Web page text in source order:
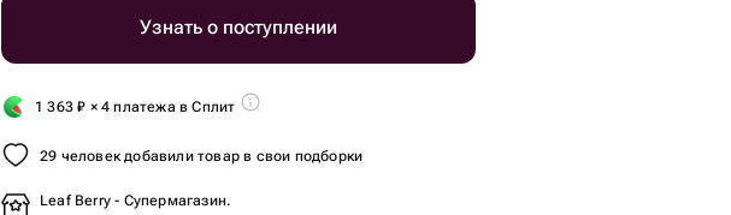
Узнать о поступлении
1 363₽ × 4 платежа в Сплит
29 человек добавили товар в свои подборки
Leaf Berry - Супермагазин.